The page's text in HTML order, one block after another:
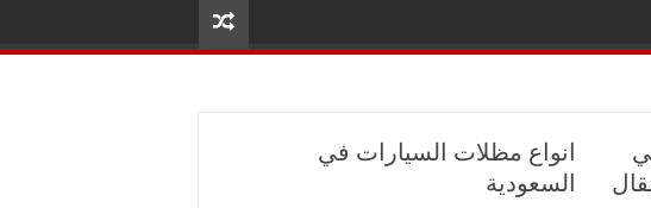
انواع مظلات السيارات في
السعودية